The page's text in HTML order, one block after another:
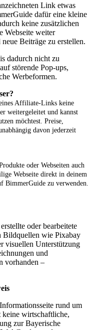
Link etwas
dafür eine kleine
keine zusätzlichen
Webseite weiter
Beiträge zu erstellen.
dadurch nicht zu
störende Pop-ups,
Werbeformen.
Affiliate-Links keine
weitergeleitet und kannst
möchtest. Preise,
davon jederzeit
oder Webseiten auch
Webseite direkt in deinem
BimmerGuide zu verwenden.
oder bearbeitete
Bildquellen wie Pixabay
visuellen Unterstützung
und
vorhanden –
rund um
wirtschaftliche,
zur Bayerische